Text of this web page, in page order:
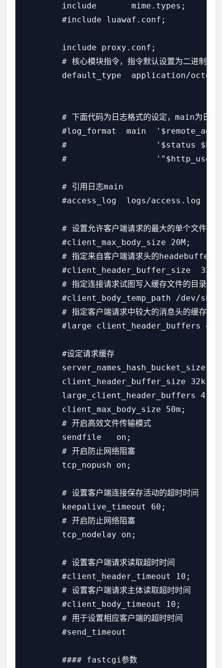
        include       mime.types;
        #include luawaf.conf;
        include proxy.conf;
# 核心模块指令，指令默认设置为二进制流
default_type  application/
# 下面代码为日志格式的设定，main为日志
#log_format  main
#                  '$status
#
        # 引用日志main
#access_log  logs/access.log
# 设置允许客户端请求的最大的单个文件字
        #client_max_body_size 20M;
# 指定来自客户端请求头的headebuffer
        #client_header_buffer_size  32k;
        # 指定连接请求试图写入缓存文件的目录路径
#client_body_temp_path /dev/
# 指定客户端请求中较大的消息头的缓存最
#large client_header_buffers 4
        #设定请求缓存
server_names_hash_bucket_size
        client_header_buffer_size 32k;
large_client_header_buffers 4
        client_max_body_size 50m;
        # 开启高效文件传输模式
        sendfile   on;
        # 开启防止网络阻塞
        tcp_nopush on;
        # 设置客户端连接保存活动的超时时间
        keepalive_timeout 60;
        # 开启防止网络阻塞
        tcp_nodelay on;
        # 设置客户端请求读取超时时间
        #client_header_timeout 10;
        # 设置客户端请求主体读取超时时间
        #client_body_timeout 10;
        # 用于设置相应客户端的超时时间
        #send_timeout
        #### fastcgi参数